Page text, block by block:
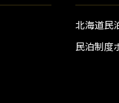
北海道民
民泊制度